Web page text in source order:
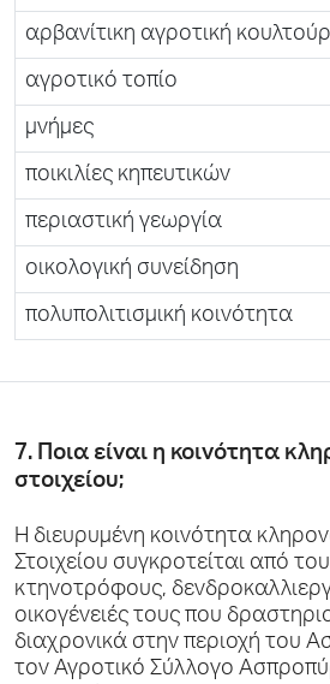
αρβανίτικη αγροτική
αγροτικό τοπίο
μνήμες
ποικιλίες κηπευτικών
περιαστική γεωργία
οικολογική συνείδηση
πολυπολιτισμική κοινότητα
7. Ποια είναι η κοινότητα
στοιχείου;
Η διευρυμένη κοινότητα
Στοιχείου συγκροτείται από
κτηνοτρόφους,
οικογένειές τους που
διαχρονικά στην περιοχή του
τον Αγροτικό Σύλλογο